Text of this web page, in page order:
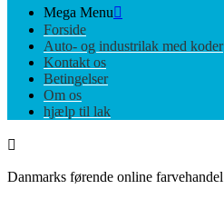
Mega Menu
Forside
Auto- og industrilak med koder
Kontakt os
Betingelser
Om os
hjælp til lak

Danmarks førende online farvehandel